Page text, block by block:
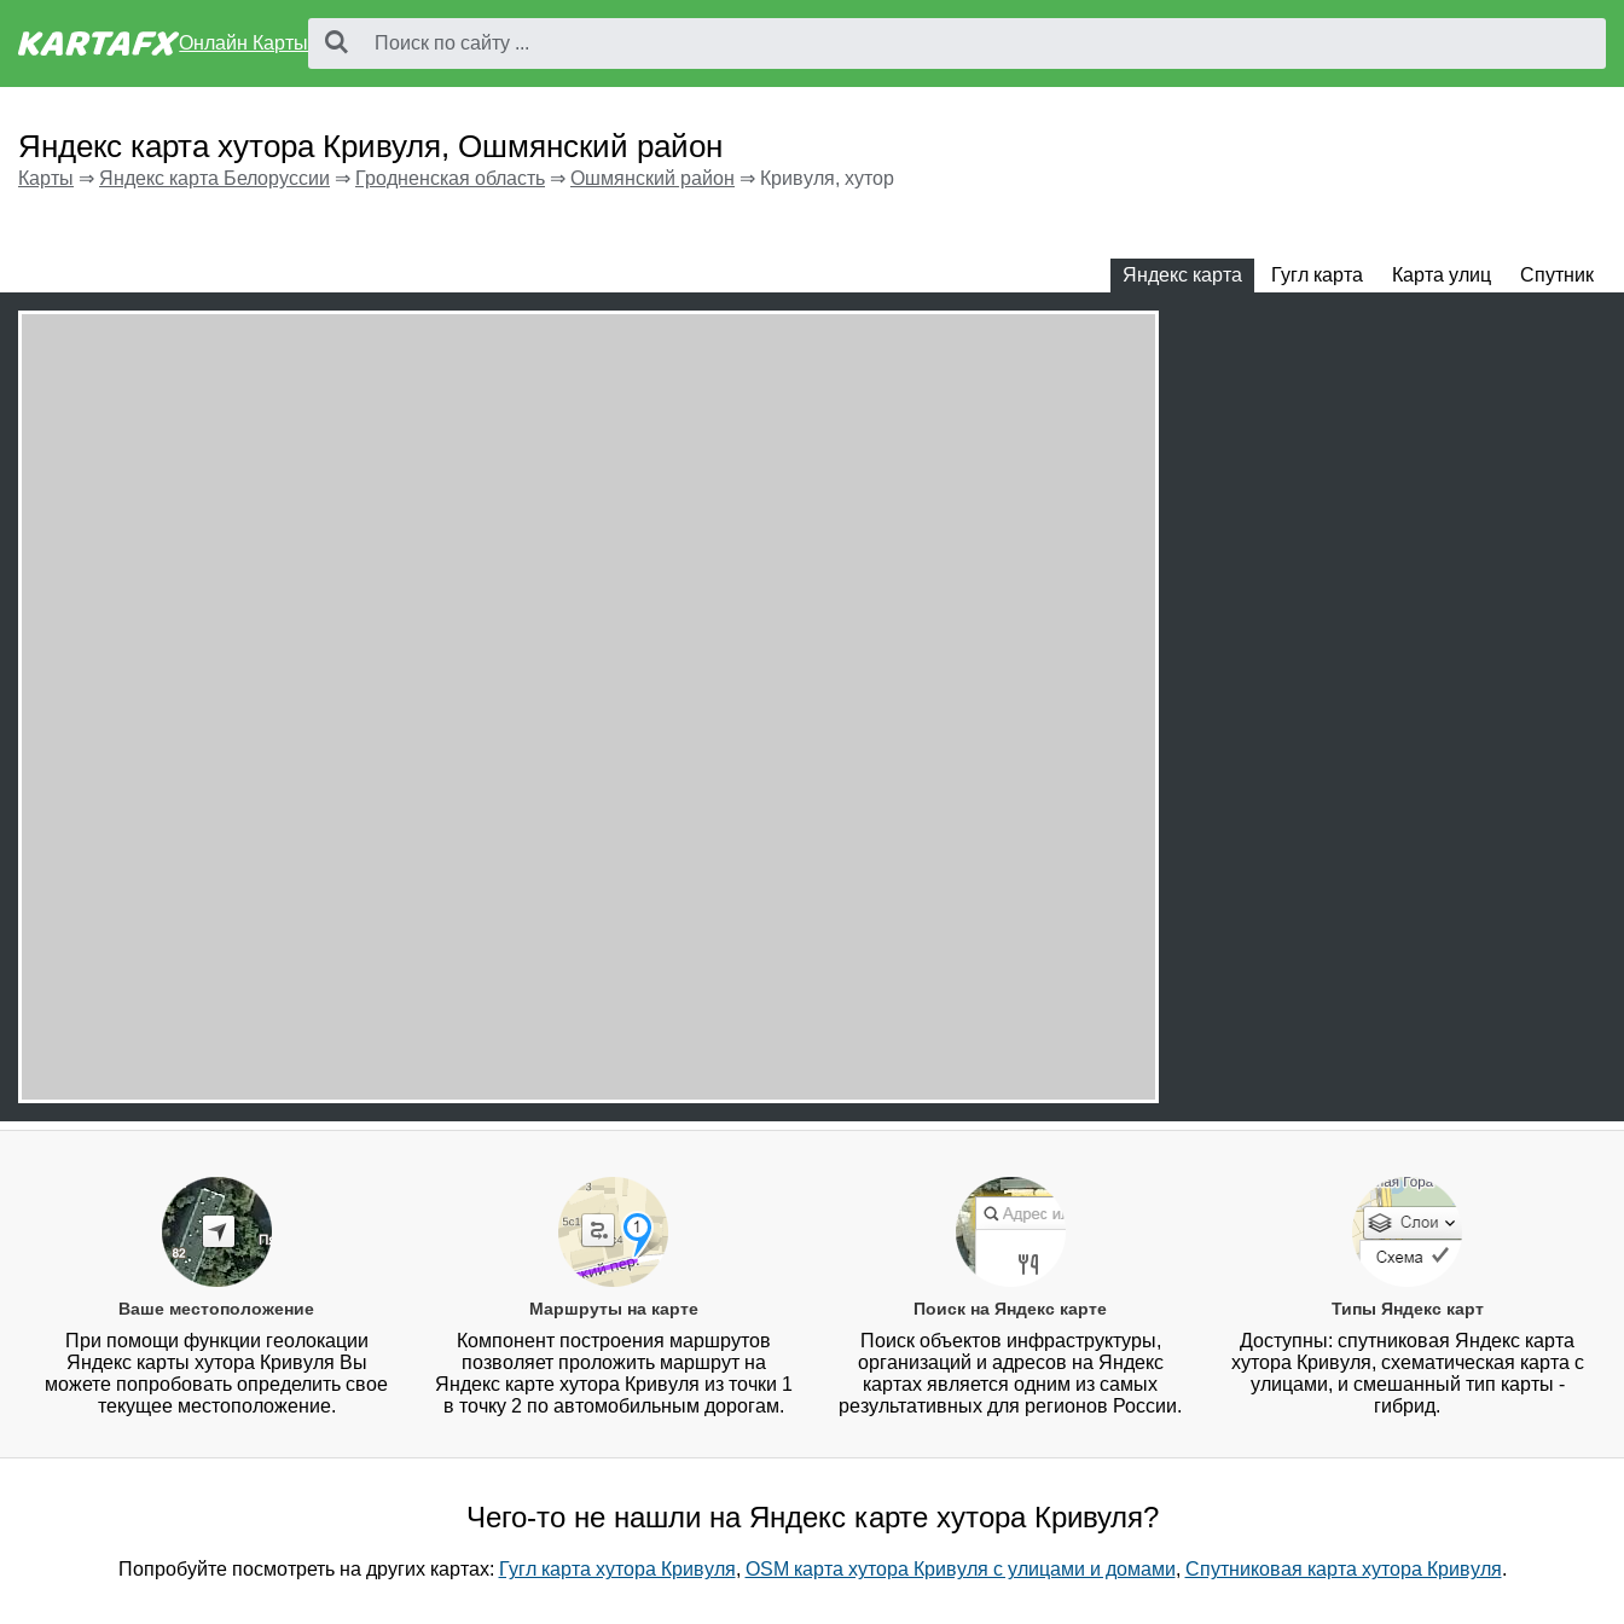
Онлайн Карты
Яндекс карта хутора Кривуля, Ошмянский район
Карты ⇒ Яндекс карта Белоруссии ⇒ Гродненская область ⇒ Ошмянский район ⇒ Кривуля, хутор
Яндекс карта Гугл карта Карта улиц Спутник
Ваше местоположение
При помощи функции геолокации
Яндекс карты хутора Кривуля Вы
можете попробовать определить свое
текущее местоположение.
Маршруты на карте
Компонент построения маршрутов
позволяет проложить маршрут на
Яндекс карте хутора Кривуля из точки 1
в точку 2 по автомобильным дорогам.
Поиск на Яндекс карте
Поиск объектов инфраструктуры,
организаций и адресов на Яндекс
картах является одним из самых
результативных для регионов России.
Типы Яндекс карт
Доступны: спутниковая Яндекс карта
хутора Кривуля, схематическая карта с
улицами, и смешанный тип карты -
гибрид.
Чего-то не нашли на Яндекс карте хутора Кривуля?
Попробуйте посмотреть на других картах: Гугл карта хутора Кривуля, OSM карта хутора Кривуля с улицами и домами, Спутниковая карта хутора Кривуля.